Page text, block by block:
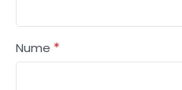
Nume *